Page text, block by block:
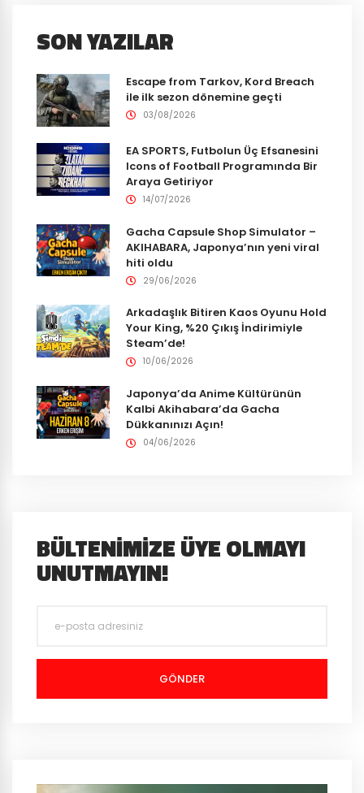
SON YAZILAR
Escape from Tarkov, Kord Breach
ile ilk sezon dönemine geçti
03/08/2026
EA SPORTS, Futbolun Üç Efsanesini
Icons of Football Programında Bir
Araya Getiriyor
14/07/2026
Gacha Capsule Shop Simulator –
AKIHABARA, Japonya’nın yeni viral
hiti oldu
29/06/2026
Arkadaşlık Bitiren Kaos Oyunu Hold
Your King, %20 Çıkış İndirimiyle
Steam’de!
10/06/2026
Japonya’da Anime Kültürünün
Kalbi Akihabara’da Gacha
Dükkanınızı Açın!
04/06/2026
BÜLTENIMIZE ÜYE OLMAYI
UNUTMAYIN!